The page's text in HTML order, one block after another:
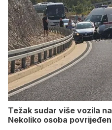
Težak sudar više vozila
Nekoliko osoba